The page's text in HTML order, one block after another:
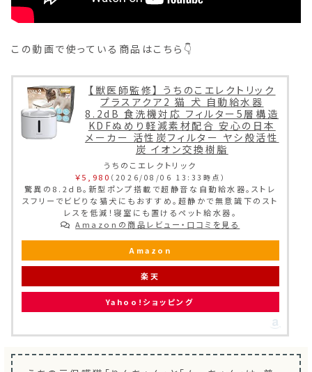
この動画で使っている商品はこちら👇
【獣医師監修】 うちのこエレクトリック
プラスアクア2 猫 犬 自動給水器
8.2dB 食洗機対応 フィルター5層構造
KDFぬめり軽減素材配合 安心の日本
メーカー 活性炭フィルター ヤシ殻活性
炭 イオン交換樹脂
うちのこエレクトリック
￥5,980 （2026/08/06 13:33時点）
驚異の8.2ｄB。新型ポンプ搭載で超静音な自動給水器。ストレ
スフリーでビビりな猫犬にもおすすめ。超静かで無意識下のスト
レスを低減！寝室にも置けるペット給水器。
Amazonの商品レビュー・口コミを見る
Amazon
楽天
Yahoo!ショッピング